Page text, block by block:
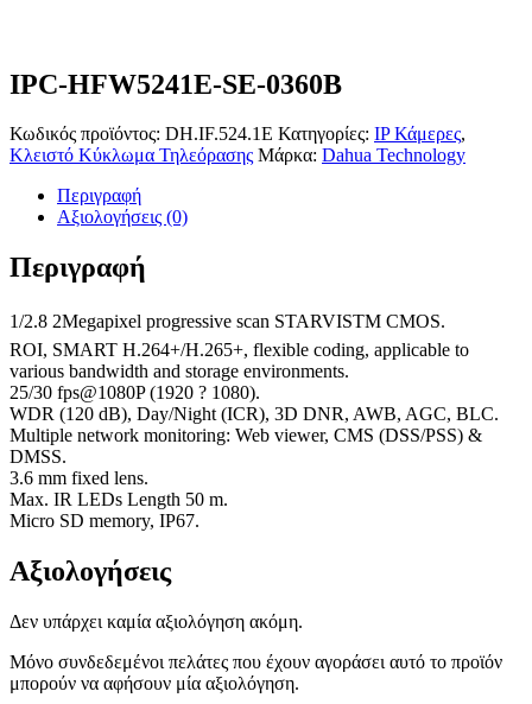
IPC-HFW5241E-SE-0360B
Κωδικός προϊόντος: DH.IF.524.1E Κατηγορίες: IP Κάμερες,
Κλειστό Κύκλωμα Τηλεόρασης Μάρκα: Dahua Technology
Περιγραφή
Αξιολογήσεις (0)
Περιγραφή
1/2.8 2Megapixel progressive scan STARVISTM CMOS.
ROI, SMART H.264+/H.265+, flexible coding, applicable to
various bandwidth and storage environments.
25/30 fps@1080P (1920 ? 1080).
WDR (120 dB), Day/Night (ICR), 3D DNR, AWB, AGC, BLC.
Multiple network monitoring: Web viewer, CMS (DSS/PSS) &
DMSS.
3.6 mm fixed lens.
Max. IR LEDs Length 50 m.
Micro SD memory, IP67.
Αξιολογήσεις
Δεν υπάρχει καμία αξιολόγηση ακόμη.
Μόνο συνδεδεμένοι πελάτες που έχουν αγοράσει αυτό το προϊόν
μπορούν να αφήσουν μία αξιολόγηση.